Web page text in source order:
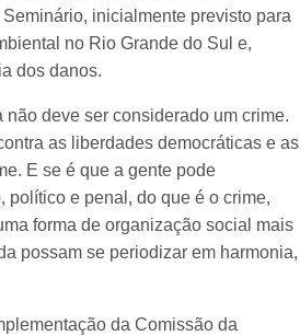
inicialmente previsto para
no Rio Grande do Sul e,
dos danos.
deve ser considerado um crime.
as liberdades democráticas e as
E se é que a gente pode
e penal, do que é o crime,
forma de organização social mais
possam se periodizar em harmonia,
da Comissão da